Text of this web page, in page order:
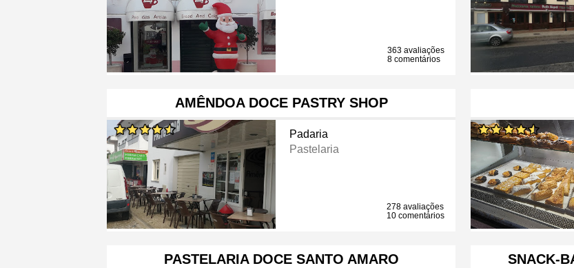
363 avaliações
8 comentários
AMÊNDOA DOCE PASTRY SHOP
Padaria
Pastelaria
278 avaliações
10 comentários
PASTELARIA DOCE SANTO AMARO SNACK-